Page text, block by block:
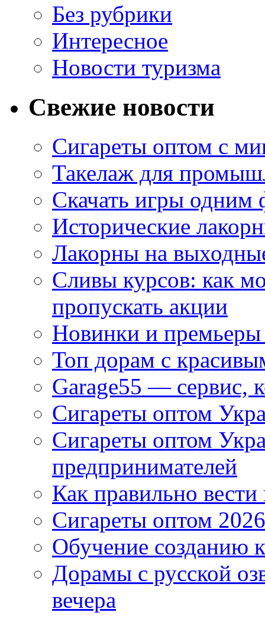
Без рубрики
Интересное
Новости туризма
Свежие новости
Сигареты оптом с
Такелаж для
Скачать игры одним
Исторические
Лакорны на
Сливы курсов: как
пропускать акции
Новинки и
Топ дорам с
Garage55 — сервис,
Сигареты оптом
Сигареты оптом
предпринимателей
Как правильно
Сигареты оптом
Обучение созданию
Дорамы с русской
вечера